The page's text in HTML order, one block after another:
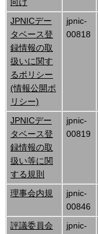
JPNICデー
タベース登
録情報の取
扱いに関す
るポリシー
(情報公開ポ
リシー)
jpnic-
00818
JPNICデー
タベース登
録情報の取
扱い等に関
する規則
jpnic-
00819
理事会内規
jpnic-
00846
評議委員会
jpnic-